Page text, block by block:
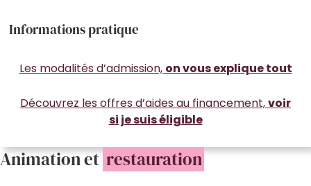
Informations pratique
Les modalités d’admission, on vous explique tout
Découvrez les offres d’aides au financement,voir
si je suis éligible
Animation etrestauration